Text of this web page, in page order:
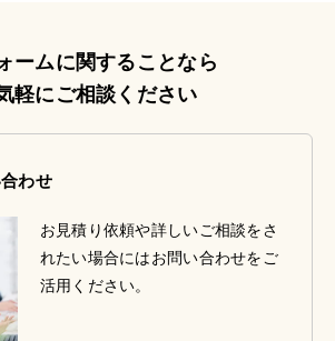
ームに関することなら
軽にご相談ください
わせ
お見積り依頼や詳しいご相談をさ
れたい場合にはお問い合わせをご
活用ください。